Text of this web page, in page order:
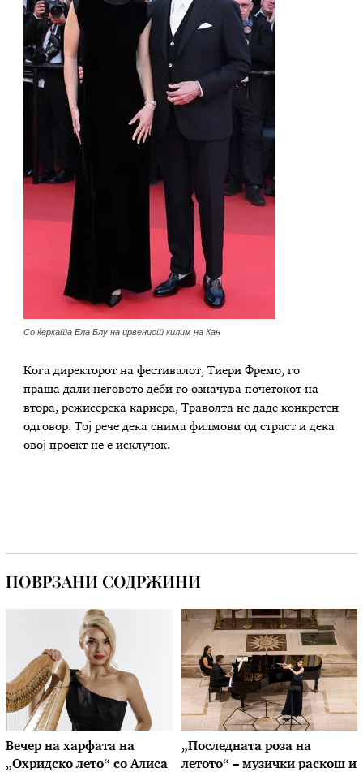
Со ќерката Ела Блу на црвениот килим на Кан
Кога директорот на фестивалот, Тиери Фремо, го
праша дали неговото деби го означува почетокот на
втора, режисерска кариера, Траволта не даде конкретен
одговор. Тој рече дека снима филмови од страст и дека
овој проект не е исклучок.
ПОВРЗАНИ СОДРЖИНИ
Вечер на харфата на
„Охридско лето“ со Алиса
„Последната роза на
летото“ – музички раскош и